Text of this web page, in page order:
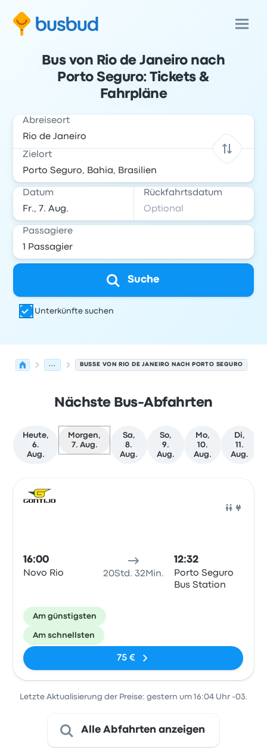
Bus von Rio de Janeiro nach
Porto Seguro: Tickets &
Fahrpläne
Abreiseort
Zielort
Datum Rückfahrtsdatum
Passagiere
Suche
Unterkünfte suchen
... BUSSE VON RIO DE JANEIRO NACH PORTO SEGURO
Nächste Bus-Abfahrten
Heute,
6.
Aug.
Morgen,
7. Aug.
Sa,
8.
Aug.
So,
9.
Aug.
Mo,
10.
Aug.
Di,
11.
Aug.
16:00
Novo Rio 20Std. 32Min.
12:32
Porto Seguro
Bus Station
Am günstigsten
Am schnellsten
75 €
Letzte Aktualisierung der Preise: gestern um 16:04 Uhr -03.
Alle Abfahrten anzeigen